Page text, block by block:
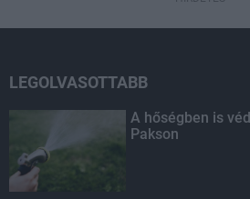
LEGOLVASOTTABB
A hőségben is
Pakson